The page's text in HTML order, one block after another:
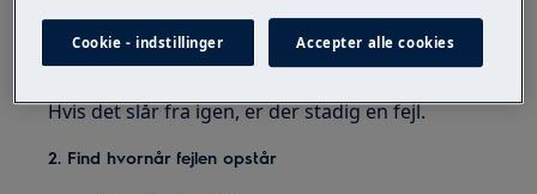
gå til eltavlen
slå relæet til igen
Hvis det slår fra igen, er der stadig en fejl.
2. Find hvornår fejlen opstår
Cookie - indstillinger Accepter alle cookies